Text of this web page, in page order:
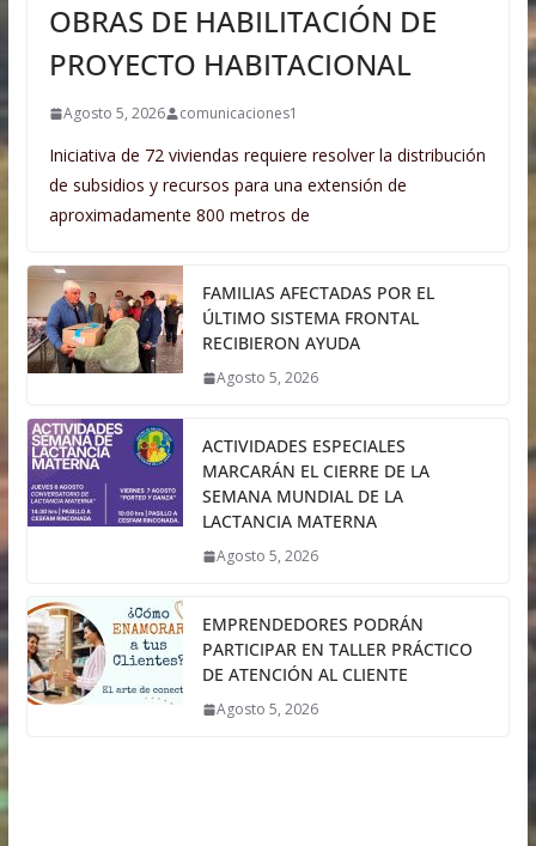
OBRAS DE HABILITACIÓN DE
PROYECTO HABITACIONAL
Agosto 5, 2026 comunicaciones1
Iniciativa de 72 viviendas requiere resolver la distribución
de subsidios y recursos para una extensión de
aproximadamente 800 metros de
FAMILIAS AFECTADAS POR EL
ÚLTIMO SISTEMA FRONTAL
RECIBIERON AYUDA
Agosto 5, 2026
ACTIVIDADES ESPECIALES
MARCARÁN EL CIERRE DE LA
SEMANA MUNDIAL DE LA
LACTANCIA MATERNA
Agosto 5, 2026
EMPRENDEDORES PODRÁN
PARTICIPAR EN TALLER PRÁCTICO
DE ATENCIÓN AL CLIENTE
Agosto 5, 2026